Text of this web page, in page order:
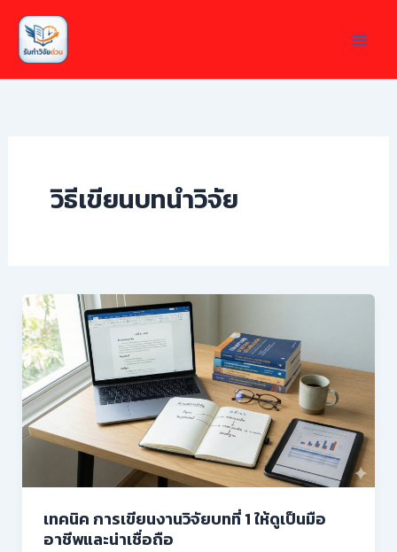
Skip
content
วิธีเขียนบทนำวิจัย
เทคนิค การเขียนงานวิจัยบทที่ 1 ให้ดูเป็นมือ
อาชีพและน่าเชื่อถือ